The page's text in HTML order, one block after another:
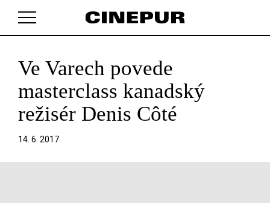
V košíku zatím nemáte žádné položky.
Ve Varech povede
masterclass kanadský
režisér Denis Côté
14. 6. 2017